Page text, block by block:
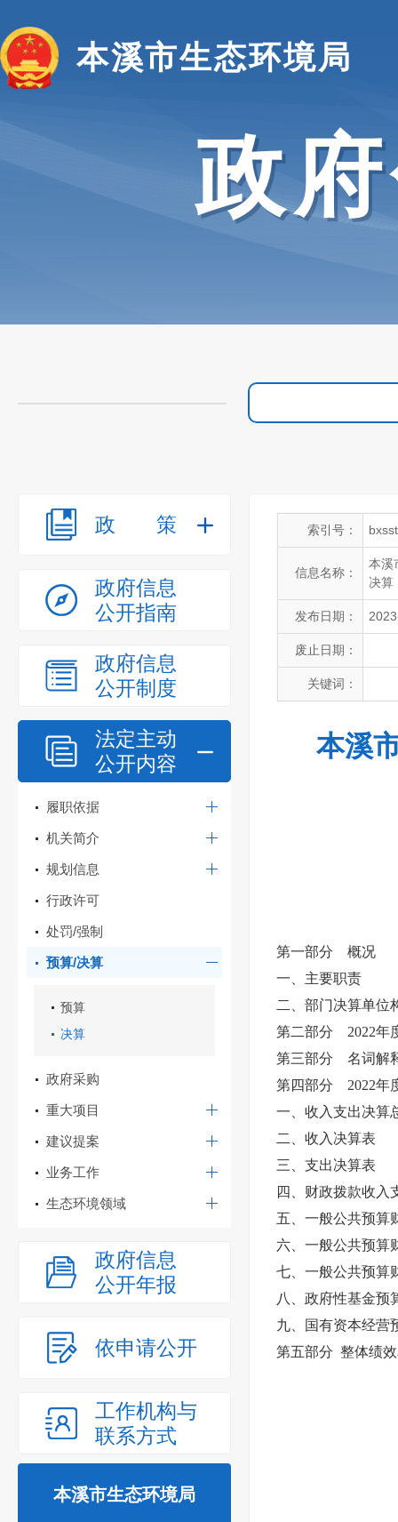
本溪市生态环境局
政
政策
政府信息
公开指南
政府信息
公开制度
法定主动
公开内容
履职依据
机关简介
规划信息
行政许可
处罚/强制
预算/决算
预算
决算
政府采购
重大项目
建议提案
业务工作
生态环境领域
政府信息
公开年报
依申请公开
工作机构与
联系方式
本溪市生态环境局
索引号：
信息名称：
本溪
决算
发布日期：
废止日期：
关键词：
本溪
第一部分 概况
一、 主要职责
二、 部门决算单位
第二部分 2022年
第三部分 名词解
第四部分 2022年
一、收入支出决算
二、收入决算表
三、支出决算表
四、财政拨款收入
五、一般公共预算
六、一般公共预算
七、一般公共预算
八、政府性基金预
九、国有资本经营
第五部分 整体绩